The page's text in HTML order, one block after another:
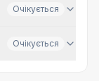
Очікується
Очікується